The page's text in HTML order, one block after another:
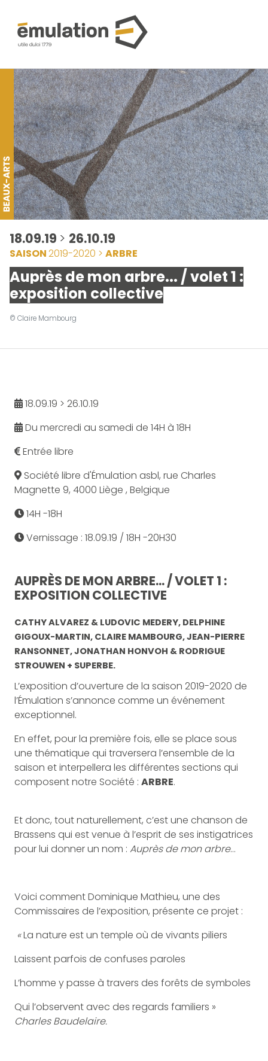
18.09.19 > 26.10.19
SAISON2019-2020 > ARBRE
Auprès de mon arbre... / volet 1 :
exposition collective
© Claire Mambourg
18.09.19 > 26.10.19
Du mercredi au samedi de 14H à 18H
Entrée libre
Société libre d'Émulation asbl, rue Charles
Magnette 9, 4000 Liège , Belgique
14H -18H
Vernissage : 18.09.19 / 18H -20H30
AUPRÈS DE MON ARBRE... / VOLET 1 :
EXPOSITION COLLECTIVE
CATHY ALVAREZ & LUDOVIC MEDERY, DELPHINE
GIGOUX-MARTIN, CLAIRE MAMBOURG, JEAN-PIERRE
RANSONNET, JONATHAN HONVOH & RODRIGUE
STROUWEN + SUPERBE.
L’exposition d’ouverture de la saison 2019-2020 de
l’Émulation s’annonce comme un événement
exceptionnel.
En effet, pour la première fois, elle se place sous
une thématique qui traversera l’ensemble de la
saison et interpellera les différentes sections qui
composent notre Société : ARBRE.
Et donc, tout naturellement, c’est une chanson de
Brassens qui est venue à l’esprit de ses instigatrices
pour lui donner un nom : Auprès de mon arbre…
Voici comment Dominique Mathieu, une des
Commissaires de l’exposition, présente ce projet :
«La nature est un temple où de vivants piliers
Laissent parfois de confuses paroles
L’homme y passe à travers des forêts de symboles
Qui l’observent avec des regards familiers »
Charles Baudelaire.